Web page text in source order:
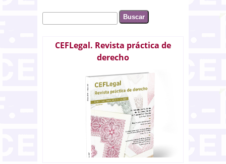
Formulario de búsqueda
Buscar
CEFLegal. Revista práctica de
derecho